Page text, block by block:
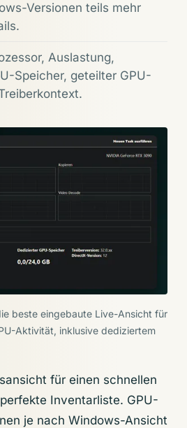
Versionen teils mehr
Auslastung,
Speicher, geteilter GPU-
beste eingebaute Live-Ansicht für
Aktivität, inklusive dediziertem
für einen schnellen
Inventarliste. GPU-
je nach Windows-Ansicht